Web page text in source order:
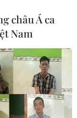
châu Á ca
Nam